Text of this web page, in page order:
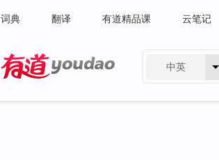
词典 翻译 有道精品课 云笔记
中英